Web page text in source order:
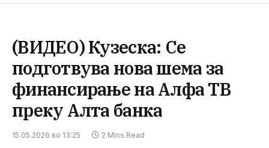
(ВИДЕО) Кузеска: Се
подготвува нова шема за
финансирање на Алфа ТВ
преку Алта банка
15.05.2026 во 13:25 2 Mins Read